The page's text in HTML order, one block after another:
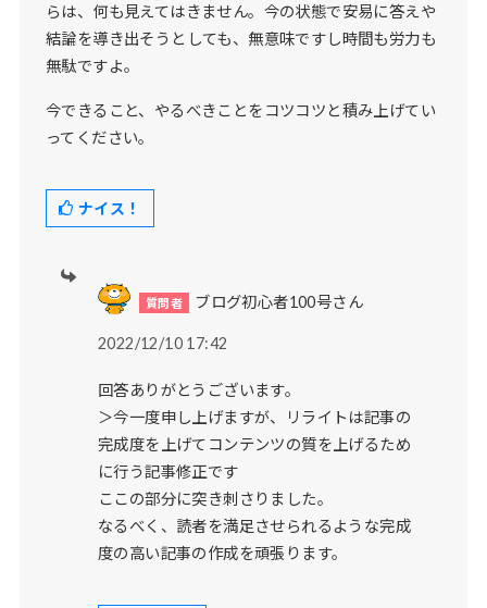
らは、何も見えてはきません。今の状態で安易に答えや
結論を導き出そうとしても、無意味ですし時間も労力も
無駄ですよ。
今できること、やるべきことをコツコツと積み上げてい
ってください。
ナイス！
ブログ初心者100号さん
2022/12/10 17:42
回答ありがとうございます。
＞今一度申し上げますが、リライトは記事の
完成度を上げてコンテンツの質を上げるため
に行う記事修正です
ここの部分に突き刺さりました。
なるべく、読者を満足させられるような完成
度の高い記事の作成を頑張ります。